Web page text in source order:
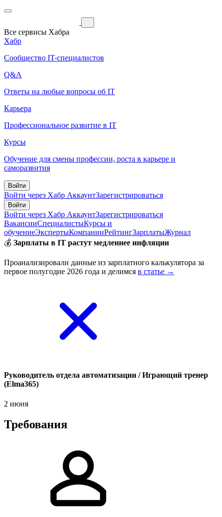
Все сервисы Хабра
Хабр
Сообщество IT-специалистов
Q&A
Ответы на любые вопросы об IT
Карьера
Профессиональное развитие в IT
Курсы
Обучение для смены профессии, роста в карьере и
саморазвития
Войти
Войти через Хабр АккаунтЗарегистрироваться
Войти
Войти через Хабр АккаунтЗарегистрироваться
ВакансииСпециалистыКурсы и
обучениеЭкспертыКомпанииРейтингЗарплатыЖурнал
💰 Зарплаты в IT растут медленнее инфляции
Проанализировали данные из зарплатного калькулятора за
первое полугодие 2026 года и делимся в статье →
Руководитель отдела автоматизации / Играющий тренер
(Elma365)
2 июня
Требования